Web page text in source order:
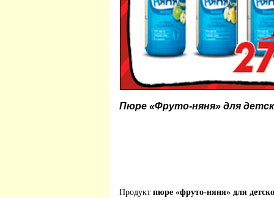
Пюре «Фруто-няня» для
Продукт пюре «фруто-няня» для